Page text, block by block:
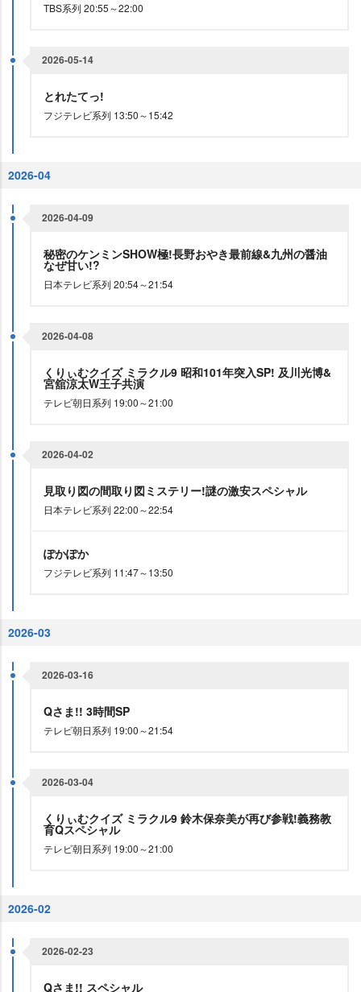
TBS系列 20:55～22:00
2026-05-14
とれたてっ!
フジテレビ系列 13:50～15:42
2026-04
2026-04-09
秘密のケンミンSHOW極!長野おやき最前線&九州の醤油
なぜ甘い!?
日本テレビ系列 20:54～21:54
2026-04-08
くりぃむクイズ ミラクル9 昭和101年突入SP! 及川光博&
宮舘涼太W王子共演
テレビ朝日系列 19:00～21:00
2026-04-02
見取り図の間取り図ミステリー!謎の激安スペシャル
日本テレビ系列 22:00～22:54
ぽかぽか
フジテレビ系列 11:47～13:50
2026-03
2026-03-16
Qさま!! 3時間SP
テレビ朝日系列 19:00～21:54
2026-03-04
くりぃむクイズ ミラクル9 鈴木保奈美が再び参戦!義務教
育Qスペシャル
テレビ朝日系列 19:00～21:00
2026-02
2026-02-23
Qさま!! スペシャル